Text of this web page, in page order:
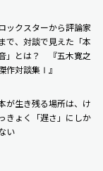
ックスターから評論家
まで、対談で見えた「本
」とは？ 『五木寛之
作対談集Ⅰ』
が生き残る場所は、け
きょく「遅さ」にしか
い